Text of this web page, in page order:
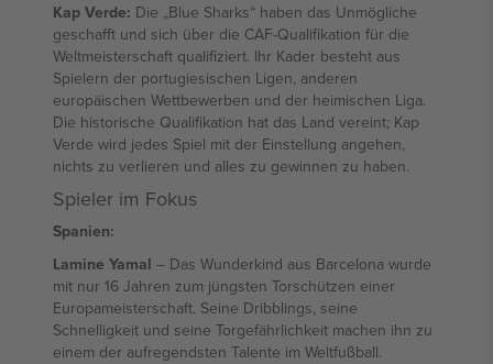
Kap Verde: Die „Blue Sharks“ haben das Unmögliche
geschafft und sich über die CAF-Qualifikation für die
Weltmeisterschaft qualifiziert. Ihr Kader besteht aus
Spielern der portugiesischen Ligen, anderen
europäischen Wettbewerben und der heimischen Liga.
Die historische Qualifikation hat das Land vereint; Kap
Verde wird jedes Spiel mit der Einstellung angehen,
nichts zu verlieren und alles zu gewinnen zu haben.
Spieler im Fokus
Spanien:
Lamine Yamal – Das Wunderkind aus Barcelona wurde
mit nur 16 Jahren zum jüngsten Torschützen einer
Europameisterschaft. Seine Dribblings, seine
Schnelligkeit und seine Torgefährlichkeit machen ihn zu
einem der aufregendsten Talente im Weltfußball.